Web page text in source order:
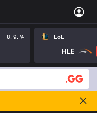
8. 9. 일
LoL
HLE